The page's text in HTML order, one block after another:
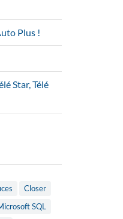
Plus !
Star, Télé
Closer
SQL